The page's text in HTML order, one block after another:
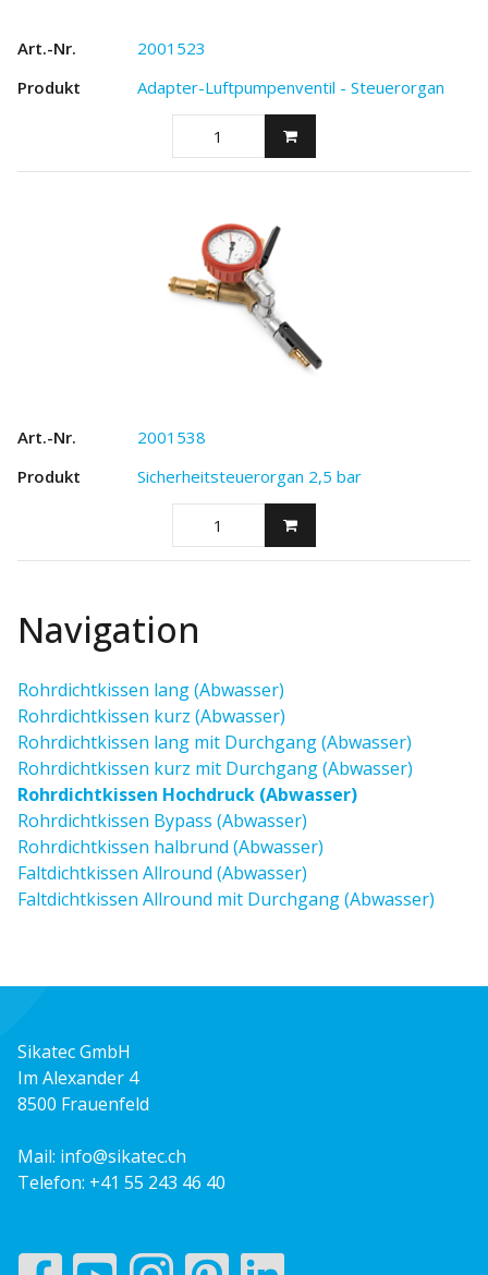
Navigation
Rohrdichtkissen lang (Abwasser)
Rohrdichtkissen kurz (Abwasser)
Rohrdichtkissen lang mit Durchgang (Abwasser)
Rohrdichtkissen kurz mit Durchgang (Abwasser)
Rohrdichtkissen Hochdruck (Abwasser)
Rohrdichtkissen Bypass (Abwasser)
Rohrdichtkissen halbrund (Abwasser)
Faltdichtkissen Allround (Abwasser)
Faltdichtkissen Allround mit Durchgang (Abwasser)
2001523
Adapter-Luftpumpenventil - Steuerorgan
2001538
Sicherheitsteuerorgan 2,5 bar
Sikatec GmbH
Im Alexander 4
8500 Frauenfeld
Mail: info@sikatec.ch
Telefon: +41 55 243 46 40